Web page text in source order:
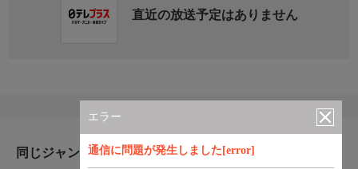
エラー
通信に問題が発生しました[error]
直近の放送予定はありません
同じジャンルのおすすめ番組